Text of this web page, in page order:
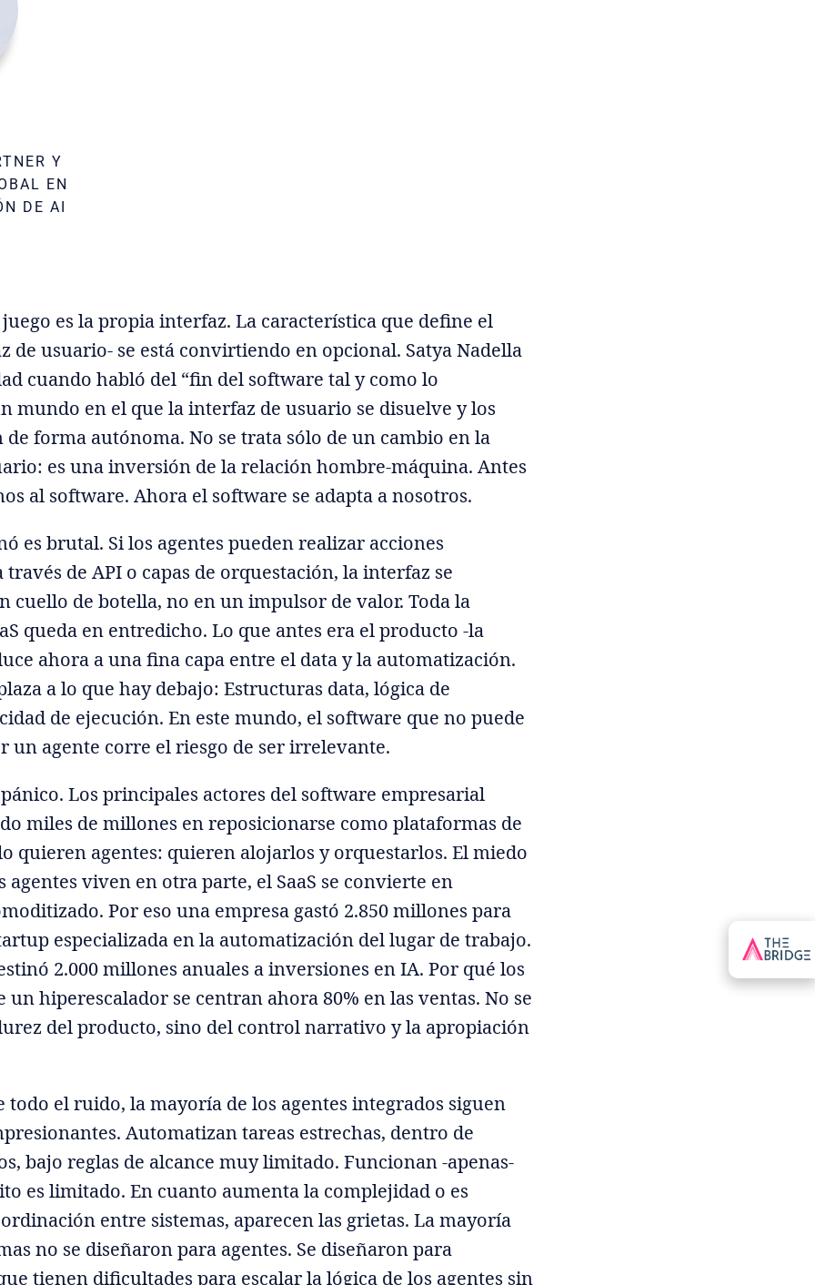
Y
EN
DE AI
es la propia interfaz. La característica que define el
de usuario- se está convirtiendo en opcional. Satya Nadella
cuando habló del “fin del software tal y como lo
mundo en el que la interfaz de usuario se disuelve y los
de forma autónoma. No se trata sólo de un cambio en la
es una inversión de la relación hombre-máquina. Antes
al software. Ahora el software se adapta a nosotros.
es brutal. Si los agentes pueden realizar acciones
de API o capas de orquestación, la interfaz se
cuello de botella, no en un impulsor de valor. Toda la
queda en entredicho. Lo que antes era el producto -la
ahora a una fina capa entre el data y la automatización.
a lo que hay debajo: Estructuras data, lógica de
de ejecución. En este mundo, el software que no puede
un agente corre el riesgo de ser irrelevante.
Los principales actores del software empresarial
miles de millones en reposicionarse como plataformas de
quieren agentes: quieren alojarlos y orquestarlos. El miedo
agentes viven en otra parte, el SaaS se convierte en
Por eso una empresa gastó 2.850 millones para
especializada en la automatización del lugar de trabajo.
2.000 millones anuales a inversiones en IA. Por qué los
un hiperescalador se centran ahora 80% en las ventas. No se
del producto, sino del control narrativo y la apropiación
todo el ruido, la mayoría de los agentes integrados siguen
Automatizan tareas estrechas, dentro de
bajo reglas de alcance muy limitado. Funcionan -apenas-
es limitado. En cuanto aumenta la complejidad o es
entre sistemas, aparecen las grietas. La mayoría
no se diseñaron para agentes. Se diseñaron para
tienen dificultades para escalar la lógica de los agentes sin